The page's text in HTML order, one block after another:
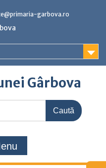
garbova.ro
Gârbova